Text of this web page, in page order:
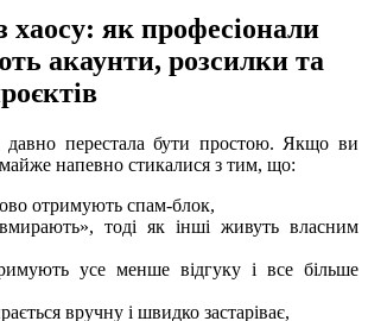
хаосу: як професіонали
акаунти, розсилки та
давно перестала бути простою. Якщо ви
напевно стикалися з тим, що:
отримують спам-блок,
тоді як інші живуть власним
усе менше відгуку і все більше
вручну і швидко застаріває,